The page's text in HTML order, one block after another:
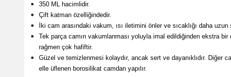
350 ML hacimlidir.
Çift katman özelliğindedir.
İki cam arasındaki vakum, ısı iletimini önler ve sıcaklığı daha uzun
Tek parça camın vakumlanması yoluyla imal edildiğinden ekstra bir
rağmen çok hafiftir.
Güzel ve temizlenmesi kolaydır, ancak sert ve dayanıklıdır. Diğer
elle üflenen borosilikat camdan yapılır.